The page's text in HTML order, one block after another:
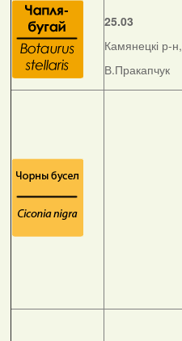
25.03
Камянецкі р-н,
В.Пракапчук